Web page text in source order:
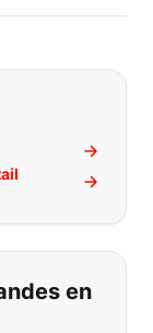
que vous
en